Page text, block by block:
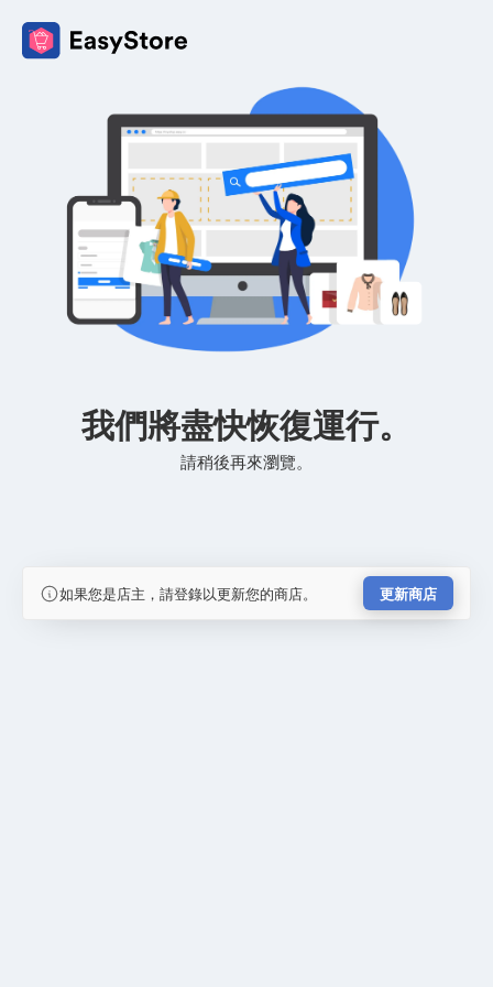
我們將盡快恢復運行。
請稍後再來瀏覽。
如果您是店主，請登錄以更新您的商店。 更新商店